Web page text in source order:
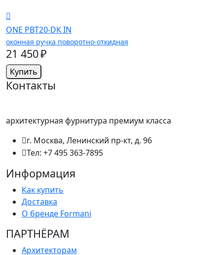
ONE PBT20-DK IN
оконная ручка поворотно-откидная
21 450 ₽
Купить
Контакты
архитектурная фурнитура премиум класса
г. Москва, Ленинский пр-кт, д. 96
Тел: +7 495 363-7895
Информация
Как купить
Доставка
О бренде Formani
ПАРТНËРАМ
Архитекторам